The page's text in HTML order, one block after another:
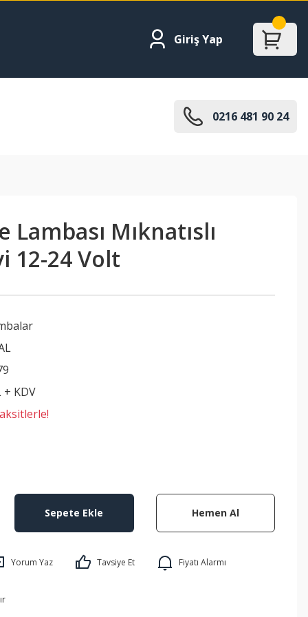
Giriş Yap
0216 481 90 24
Lambası Mıknatıslı
12-24 Volt
+ KDV
Sepete Ekle Hemen Al
Yorum Yaz Tavsiye Et Fiyatı Alarmı